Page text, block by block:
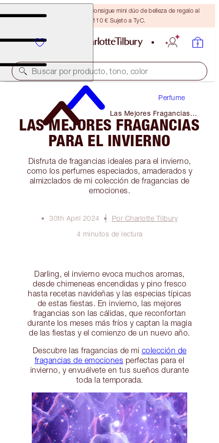
¡ÚLTIMA OPORTUNIDAD! Consigue mini dúo de belleza de regalo al
gastar 110 € Sujeto a TyC.
Buscar por producto, tono, color
Perfume
Las Mejores Fragancias
Para El Invierno
LAS MEJORES FRAGANCIAS
PARA EL INVIERNO
Disfruta de fragancias ideales para el invierno,
como los perfumes especiados, amaderados y
almizclados de mi colección de fragancias de
emociones.
30th April 2024
Por Charlotte Tilbury
4 minutos de lectura
Darling, el invierno evoca muchos aromas,
desde chimeneas encendidas y pino fresco
hasta recetas navideñas y las especias típicas
de estas fiestas. En invierno, las mejores
fragancias son las cálidas, que reconfortan
durante los meses más fríos y captan la magia
de las fiestas y el comienzo de un nuevo año.
Descubre las fragancias de mi colección de
fragancias de emociones perfectas para el
invierno, y envuélvete en tus sueños durante
toda la temporada.